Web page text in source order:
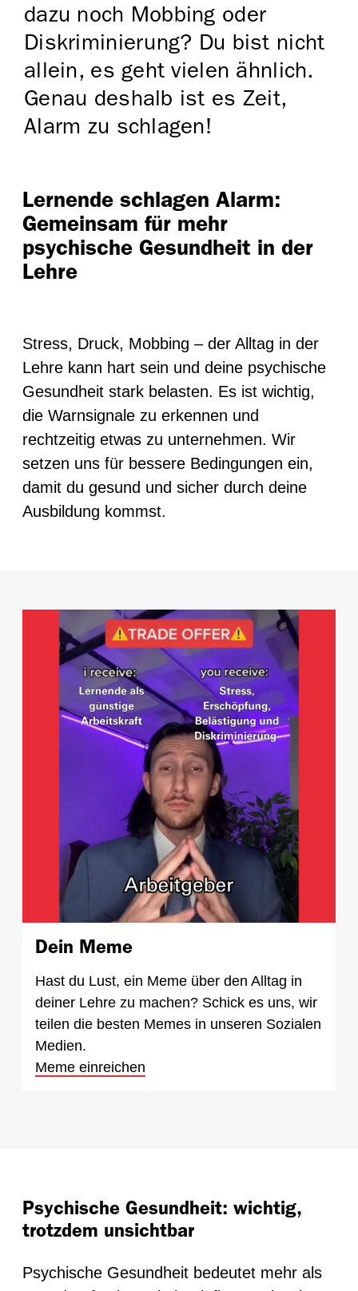
dazu noch Mobbing oder
Diskriminierung? Du bist nicht
allein, es geht vielen ähnlich.
Genau deshalb ist es Zeit,
Alarm zu schlagen!
Lernende schlagen Alarm:
Gemeinsam für mehr
psychische Gesundheit in der
Lehre
Stress, Druck, Mobbing – der Alltag in der
Lehre kann hart sein und deine psychische
Gesundheit stark belasten. Es ist wichtig,
die Warnsignale zu erkennen und
rechtzeitig etwas zu unternehmen. Wir
setzen uns für bessere Bedingungen ein,
damit du gesund und sicher durch deine
Ausbildung kommst.
Dein Meme
Hast du Lust, ein Meme über den Alltag in
deiner Lehre zu machen? Schick es uns, wir
teilen die besten Memes in unseren Sozialen
Medien.
Meme einreichen
Psychische Gesundheit: wichtig,
trotzdem unsichtbar
Psychische Gesundheit bedeutet mehr als